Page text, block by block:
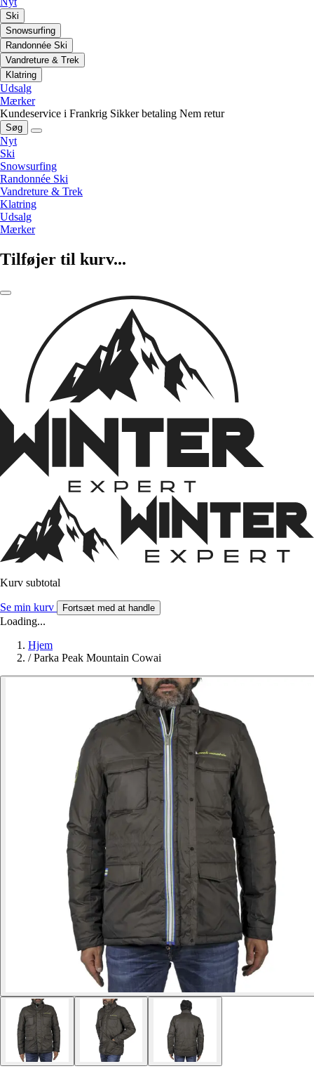
Ski
Snowsurfing
Randonnée Ski
Vandreture & Trek
Klatring
Udsalg
Mærker
Kundeservice i Frankrig Sikker betaling Nem retur
Søg
Nyt
Ski
Snowsurfing
Randonnée Ski
Vandreture & Trek
Klatring
Udsalg
Mærker
Tilføjer til kurv...
Kurv subtotal
Se min kurv Fortsæt med at handle
Loading...
Hjem
/ Parka Peak Mountain Cowai